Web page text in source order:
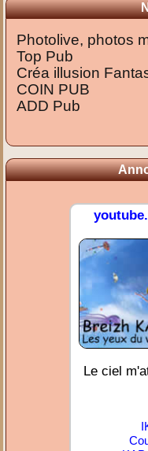
Photolive, photos
Top Pub
Créa illusion
COIN PUB
ADD Pub
Le ciel